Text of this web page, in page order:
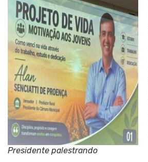
Presidente palestrando